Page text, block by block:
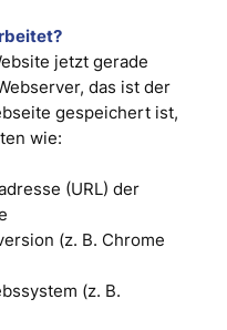
jetzt gerade
das ist der
gespeichert ist,
wie:
(URL) der
(z. B. Chrome
(z. B.